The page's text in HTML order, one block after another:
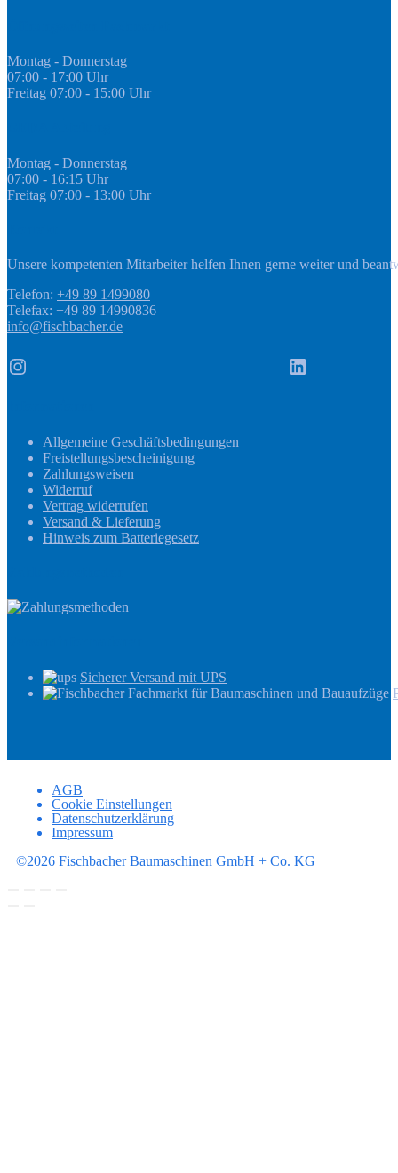
Montag - Donnerstag
07:00 - 17:00 Uhr
Freitag 07:00 - 15:00 Uhr
Montag - Donnerstag
07:00 - 16:15 Uhr
Freitag 07:00 - 13:00 Uhr
Unsere kompetenten Mitarbeiter helfen Ihnen gerne weiter und
Telefon: +49 89 1499080
Telefax: +49 89 14990836
info@fischbacher.de
Instagram LinkedIn
Allgemeine Geschäftsbedingungen
Freistellungsbescheinigung
Zahlungsweisen
Widerruf
Vertrag widerrufen
Versand & Lieferung
Hinweis zum Batteriegesetz
Sicherer Versand mit UPS
AGB
Cookie Einstellungen
Datenschutzerklärung
Impressum
©2026 Fischbacher Baumaschinen GmbH + Co. KG